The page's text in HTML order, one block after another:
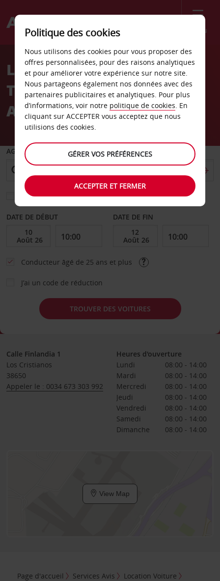
Menu
Welcome
AvisLocation de voiture
Tenerife Playa de Las
Americas
AGENCE DE DÉPART
Sélectionnez une autre agence de retour
DATE DE DÉBUT DATE DE FIN
Conducteur âgé de 25 ans et plus
J’ai un code de réduction
TROUVER DES VOITURES
Calle Finlandia 1
Los Cristianos
38650
Appeler le : 0034 673 303 992
Heures d'ouverture
Lundi
08:00 - 14:00
Mardi
08:00 - 14:00
Mercredi
08:00 - 14:00
Jeudi
08:00 - 14:00
Vendredi
08:00 - 14:00
Samedi
08:00 - 14:00
Dimanche
08:00 - 14:00
View Map
Page d'accueil Services Avis
Location Voiture
Politique des cookies
Nous utilisons des cookies pour vous proposer des
offres personnalisées, pour des raisons analytiques
et pour améliorer votre expérience sur notre site.
Nous partageons également nos données avec des
partenaires publicitaires et analytiques. Pour plus
d’informations, voir notre politique de cookies. En
cliquant sur ACCEPTER vous acceptez que nous
utilisions des cookies.
GÉRER VOS PRÉFÉRENCES
ACCEPTER ET FERMER